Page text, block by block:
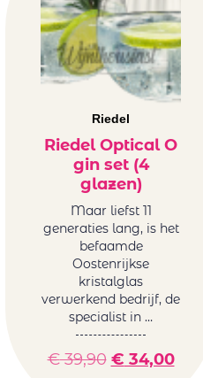
Riedel
Riedel Optical O
gin set (4
glazen)
Maar liefst 11
generaties lang, is het
befaamde
Oostenrijkse
kristalglas
verwerkend bedrijf, de
specialist in …
€39,90 € 34,00